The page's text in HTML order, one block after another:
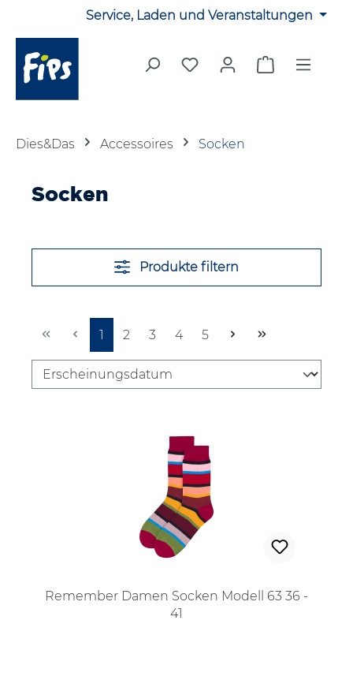
Zum Hauptinhalt springenService, Laden und Veranstaltungen
Du hast 0 Produkte auf
Warenkorb
Dies&Das Accessoires Socken
Socken
Produkte filtern
Seite
1 Seite
2 Seite
3 Seite
4 Seite
5
Remember Damen Socken Modell 63 36 -
41